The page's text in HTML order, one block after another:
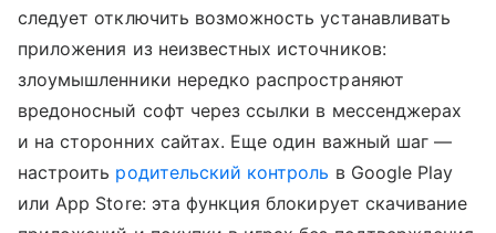
следует отключить возможность устанавливать
приложения из неизвестных источников:
злоумышленники нередко распространяют
вредоносный софт через ссылки в мессенджерах
и на сторонних сайтах. Еще один важный шаг —
настроить родительский контроль в Google Play
или App Store: эта функция блокирует скачивание